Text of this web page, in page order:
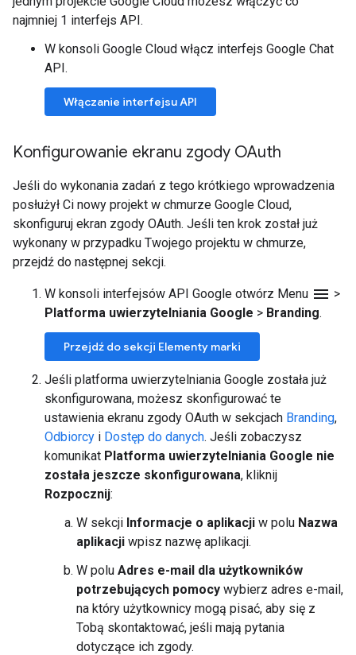
najmniej 1 interfejs API.
W konsoli Google Cloud włącz interfejs Google Chat
API.
Włączanie interfejsu API
Konfigurowanie ekranu zgody OAuth
Jeśli do wykonania zadań z tego krótkiego wprowadzenia
posłużył Ci nowy projekt w chmurze Google Cloud,
skonfiguruj ekran zgody OAuth. Jeśli ten krok został już
wykonany w przypadku Twojego projektu w chmurze,
przejdź do następnej sekcji.
W konsoli interfejsów API Google otwórz Menu menu >
Platforma uwierzytelniania Google > Branding.
Przejdź do sekcji Elementy marki
Jeśli platforma uwierzytelniania Google została już
skonfigurowana, możesz skonfigurować te
ustawienia ekranu zgody OAuth w sekcjach Branding,
Odbiorcy i Dostęp do danych. Jeśli zobaczysz
komunikat Platforma uwierzytelniania Google nie
została jeszcze skonfigurowana, kliknij
Rozpocznij:
W sekcji Informacje o aplikacji w polu Nazwa
aplikacji wpisz nazwę aplikacji.
W polu Adres e-mail dla użytkowników
potrzebujących pomocy wybierz adres e-mail,
na który użytkownicy mogą pisać, aby się z
Tobą skontaktować, jeśli mają pytania
dotyczące ich zgody.